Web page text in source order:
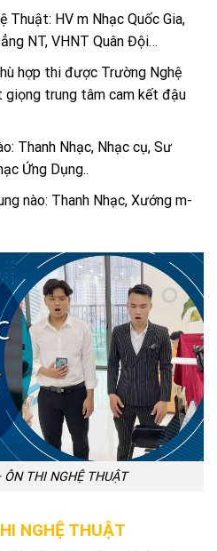
Thuật: HV m Nhạc Quốc Gia,
NT, VHNT Quân Đội…
hợp thi được Trường Nghệ
giọng trung tâm cam kết đậu
Thanh Nhạc, Nhạc cụ, Sư
Ứng Dụng..
nào: Thanh Nhạc, Xướng m-
THI NGHỆ THUẬT
NGHỆ THUẬT